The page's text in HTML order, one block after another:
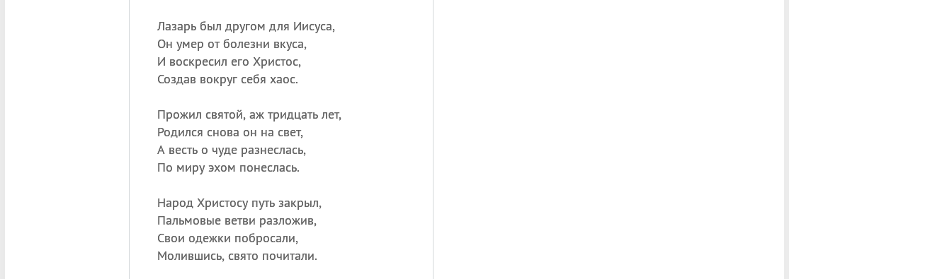
Лазарь был другом для Иисуса,
Он умер от болезни вкуса,
И воскресил его Христос,
Создав вокруг себя хаос.
Прожил святой, аж тридцать лет,
Родился снова он на свет,
А весть о чуде разнеслась,
По миру эхом понеслась.
Народ Христосу путь закрыл,
Пальмовые ветви разложив,
Свои одежки побросали,
Молившись, свято почитали.